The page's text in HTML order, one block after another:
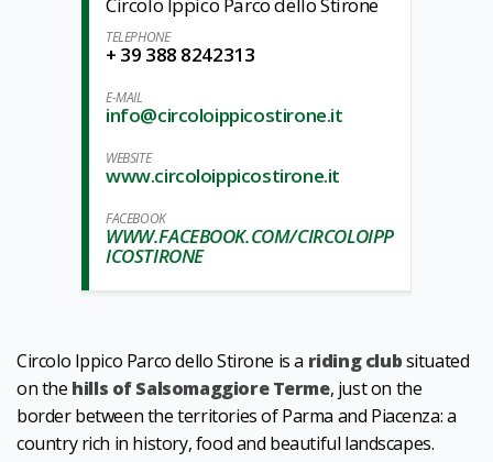
TELEPHONE
+ 39 388 8242313
E-MAIL
info@circoloippicostirone.it
WEBSITE
www.circoloippicostirone.it
FACEBOOK
WWW.FACEBOOK.COM/CIRCOLOIPP
ICOSTIRONE
Circolo Ippico Parco dello Stirone is a riding clubsituated
on the hills of Salsomaggiore Terme, just on the
border between the territories of Parma and Piacenza: a
country rich in history, food and beautiful landscapes.